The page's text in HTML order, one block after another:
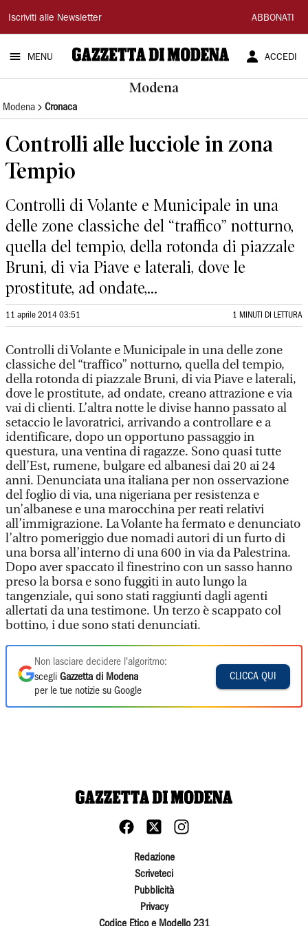
Gazzetta
di
Modena
Iscriviti alle Newsletter ABBONATI
MENU ACCEDI
Modena
Modena Cronaca
Controlli alle lucciole in zona
Tempio
Controlli di Volante e Municipale in una
delle zone classiche del “traffico” notturno,
quella del tempio, della rotonda di piazzale
Bruni, di via Piave e laterali, dove le
prostitute, ad ondate,...
11 aprile 2014 03:51 1 MINUTI DI LETTURA
Controlli di Volante e Municipale in una delle zone
classiche del “traffico” notturno, quella del tempio,
della rotonda di piazzale Bruni, di via Piave e laterali,
dove le prostitute, ad ondate, creano attrazione e via
vai di clienti. L’altra notte le divise hanno passato al
setaccio le lavoratrici, arrivando a controllare e a
identificare, dopo un opportuno passaggio in
questura, una ventina di ragazze. Sono quasi tutte
dell’Est, rumene, bulgare ed albanesi dai 20 ai 24
anni. Denunciata una italiana per non osservazione
del foglio di via, una nigeriana per resistenza e
un’albanese e una marocchina per reati relativi
all’immigrazione. La Volante ha fermato e denunciato
l’altro pomeriggio due nomadi autori di un furto di
una borsa all’interno di una 600 in via da Palestrina.
Dopo aver spaccato il finestrino con un sasso hanno
preso la borsa e sono fuggiti in auto lungo la
tangenziale, qui sono stati raggiunti dagli agenti
allertati da una testimone. Un terzo è scappato col
bottino, i due sono stati denunciati.
Non lasciare decidere l'algoritmo:
scegli Gazzetta di Modena
per le tue notizie su Google
CLICCA QUI
Redazione
Scriveteci
Pubblicità
Privacy
Codice Etico e Modello 231